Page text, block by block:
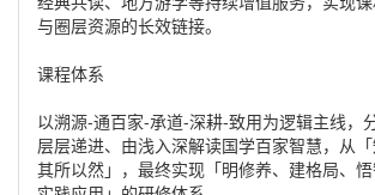
与圈层资源的长效链接。
课程体系
以溯源-通百家-承道-深耕-致用为逻辑主线，
层层递进、由浅入深解读国学百家智慧，从
其所以然」，最终实现「明修养、建格局、悟